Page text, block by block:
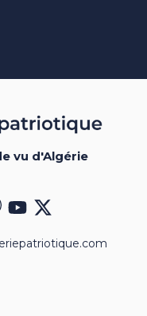
vu d'Algérie